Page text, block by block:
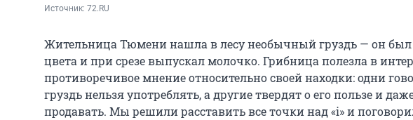
Источник: 72.RU
Жительница Тюмени нашла в лесу необычный груздь — он был
цвета и при срезе выпускал молочко. Грибница полезла в
противоречивое мнение относительно своей находки: одни
груздь нельзя употреблять, а другие твердят о его пользе и
продавать. Мы решили расставить все точки над «i» и